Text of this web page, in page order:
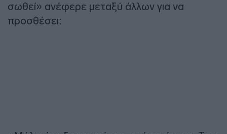
σωθεί» ανέφερε μεταξύ άλλων για να
προσθέσει: